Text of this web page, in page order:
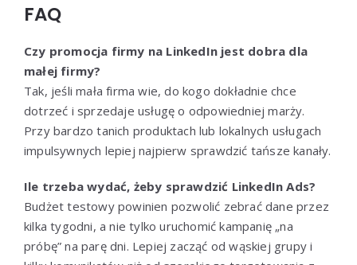
FAQ
Czy promocja firmy na LinkedIn jest dobra dla
małej firmy?
Tak, jeśli mała firma wie, do kogo dokładnie chce
dotrzeć i sprzedaje usługę o odpowiedniej marży.
Przy bardzo tanich produktach lub lokalnych usługach
impulsywnych lepiej najpierw sprawdzić tańsze kanały.
Ile trzeba wydać, żeby sprawdzić LinkedIn Ads?
Budżet testowy powinien pozwolić zebrać dane przez
kilka tygodni, a nie tylko uruchomić kampanię „na
próbę” na parę dni. Lepiej zacząć od wąskiej grupy i